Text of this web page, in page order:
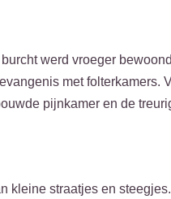
werd vroeger
met folterkamers.
pijnkamer en de
kleine straatjes en